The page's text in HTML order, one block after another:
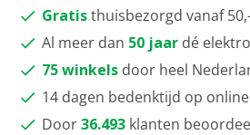
Gratisthuisbezorgd vanaf
Al meer dan 50 jaar dé
75 winkels door heel
14 dagen bedenktijd op
Door36.493 klanten